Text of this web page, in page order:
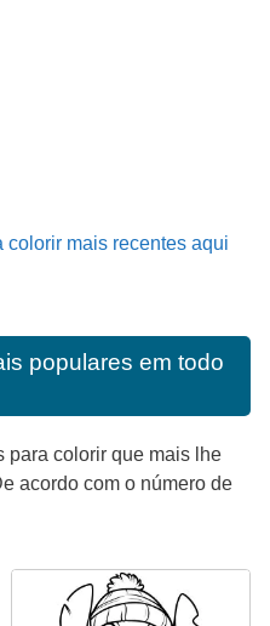
colorir mais recentes aqui
populares em todo
para colorir que mais lhe
acordo com o número de